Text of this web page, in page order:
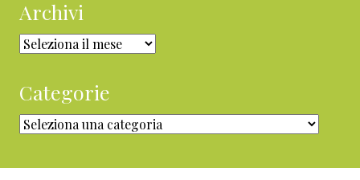
Archivi
Archivi
Categorie
Categorie